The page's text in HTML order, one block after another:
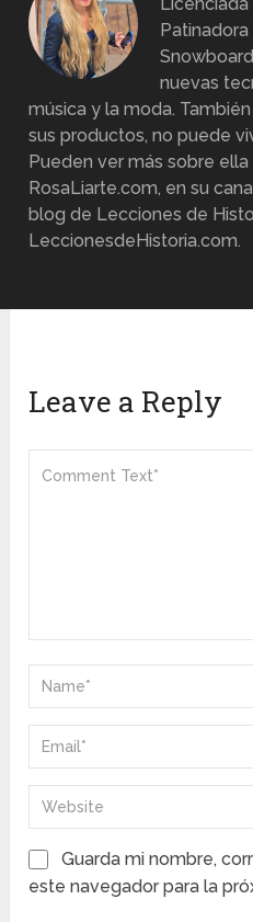
nuevas
música y la moda.
sus productos, no puede
Pueden ver más sobre
RosaLiarte.com, en su
blog de Lecciones de
LeccionesdeHistoria.com.
Leave a Reply
Guarda mi nombre,
este navegador para la